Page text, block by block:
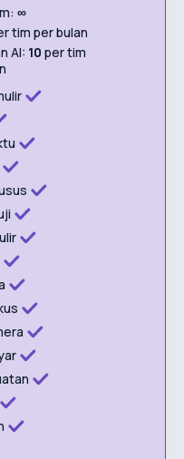
∞
tim per bulan
AI: 10per tim